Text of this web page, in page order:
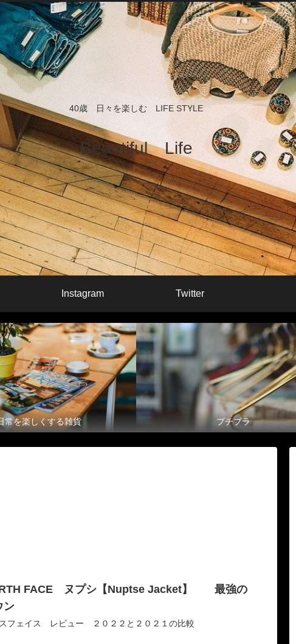
40歳 日々を楽しむ LIFE STYLE
Beautiful Life
Instagram Twitter
常を楽しくする雑貨 プチプラ
FACE ヌプシ【Nuptse Jacket】 最強の
ン
フェイス レビュー ２０２２と２０２１の比較